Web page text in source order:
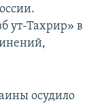
ут-Тахрир» в
осудило